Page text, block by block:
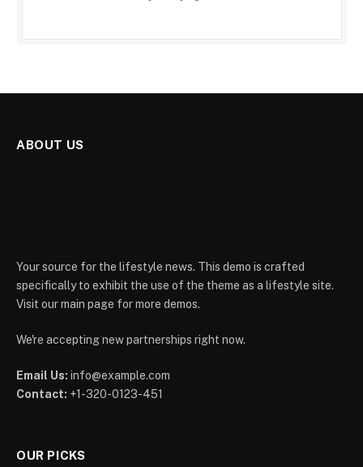
ABOUT US
Your source for the lifestyle news. This demo is crafted
specifically to exhibit the use of the theme as a lifestyle site.
Visit our main page for more demos.
We're accepting new partnerships right now.
Email Us: info@example.com
Contact: +1-320-0123-451
OUR PICKS